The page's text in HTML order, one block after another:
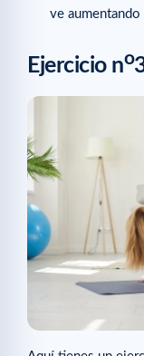
ve
Ejercicio no